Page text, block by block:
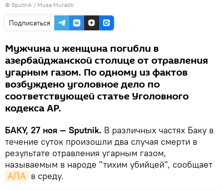
© Sputnik / Musa Muradli
Подписаться
Мужчина и женщина погибли в
азербайджанской столице от отравления
угарным газом. По одному из фактов
возбуждено уголовное дело по
соответствующей статье Уголовного
кодекса АР.
БАКУ, 27 ноя — Sputnik. В различных частях Баку в
течение суток произошли два случая смерти в
результате отравления угарным газом,
называемым в народе "тихим убийцей", сообщает
АПА в среду.